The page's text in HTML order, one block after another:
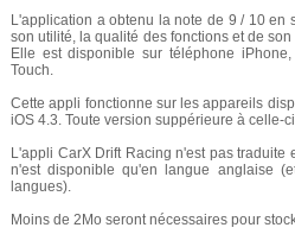
L'application a obtenu la note de 9 / 10 en
son utilité, la qualité des fonctions et de
Elle est disponible sur téléphone
Touch.
Cette appli fonctionne sur les appareils
iOS 4.3. Toute version suppérieure à celle-
L'appli CarX Drift Racing n'est pas traduite
n'est disponible qu'en langue anglaise
langues).
Moins de 2Mo seront nécessaires pour